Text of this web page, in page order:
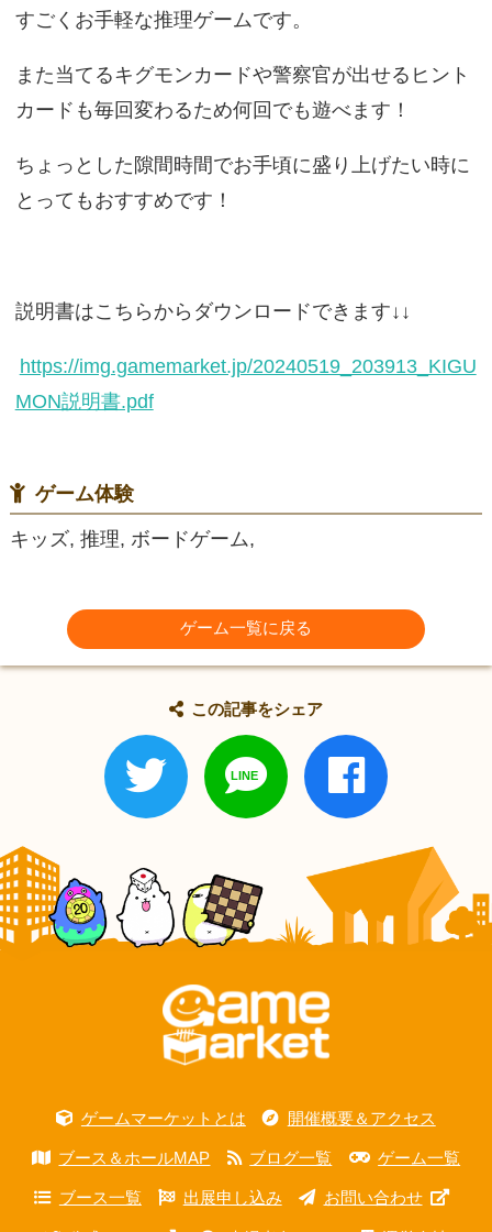
すごくお手軽な推理ゲームです。
また当てるキグモンカードや警察官が出せるヒント
カードも毎回変わるため何回でも遊べます！
ちょっとした隙間時間でお手頃に盛り上げたい時に
とってもおすすめです！
説明書はこちらからダウンロードできます↓↓
https://img.gamemarket.jp/20240519_203913_KIGU
MON説明書.pdf
ゲーム体験
キッズ, 推理, ボードゲーム,
ゲーム一覧に戻る
この記事をシェア
ゲームマーケットとは 開催概要＆アクセス
ブース＆ホールMAP ブログ一覧 ゲーム一覧
ブース一覧 出展申し込み お問い合わせ